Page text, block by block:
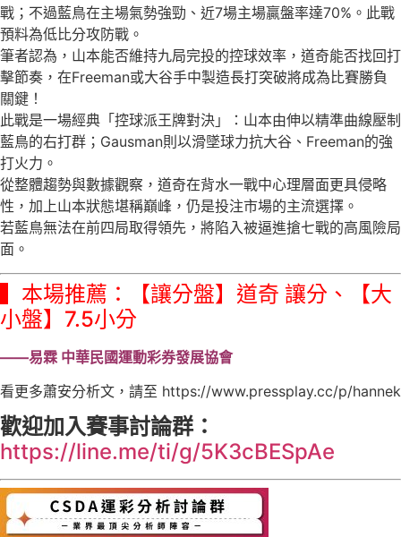
戰；不過藍鳥在主場氣勢強勁、近7場主場贏盤率達70%。此戰
預料為低比分攻防戰。
筆者認為，山本能否維持九局完投的控球效率，道奇能否找回打
擊節奏，在Freeman或大谷手中製造長打突破將成為比賽勝負
關鍵！
此戰是一場經典「控球派王牌對決」：山本由伸以精準曲線壓制
藍鳥的右打群；Gausman則以滑墜球力抗大谷、Freeman的強
打火力。
從整體趨勢與數據觀察，道奇在背水一戰中心理層面更具侵略
性，加上山本狀態堪稱巔峰，仍是投注市場的主流選擇。
若藍鳥無法在前四局取得領先，將陷入被逼進搶七戰的高風險局
面。
▍本場推薦：【讓分盤】道奇 讓分、【大
小盤】7.5小分
——易霖 中華民國運動彩券發展協會
看更多蕭安分析文，請至 https://www.pressplay.cc/p/hannek
歡迎加入賽事討論群：
https://line.me/ti/g/5K3cBESpAe